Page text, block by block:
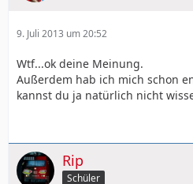
9. Juli 2013 um 20:52
Wtf...ok deine Meinung.
Außerdem hab ich mich schon
kannst du ja natürlich nicht
Rip
Schüler